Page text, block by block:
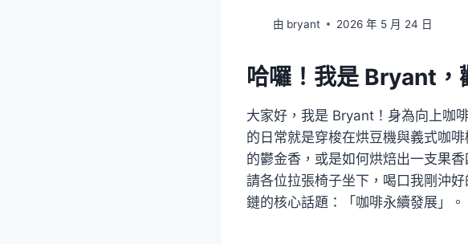
由 bryant 2026 年 5 月 24 日
哈囉！我是 Bryant，
大家好，我是 Bryant！身為向上咖
的日常就是穿梭在烘豆機與義式咖
的鬱金香，或是如何烘焙出一支果
請各位拉張椅子坐下，喝口我剛沖
鏈的核心話題：「咖啡永續發展」。